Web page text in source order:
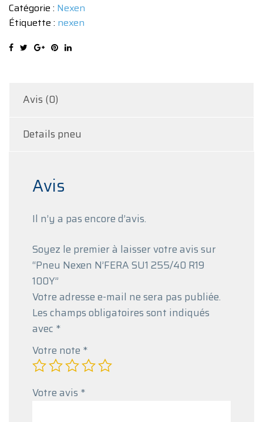
N'FERA
SU1
255/40
Catégorie : Nexen
Étiquette : nexen
Avis (0)
Details pneu
Avis
Il n’y a pas encore d’avis.
Soyez le premier à laisser votre avis sur
“Pneu Nexen N’FERA SU1 255/40 R19
100Y”
Votre adresse e-mail ne sera pas publiée.
Les champs obligatoires sont indiqués
avec *
Votre note *
Votre avis *